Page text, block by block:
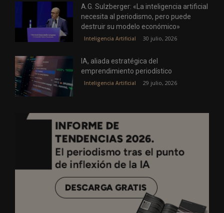
A.G. Sulzberger: «La inteligencia artificial
necesita al periodismo, pero puede
destruir su modelo económico»
Inteligencia Artificial 30 julio, 2026
IA, aliada estratégica del
emprendimiento periodístico
Inteligencia Artificial 29 julio, 2026